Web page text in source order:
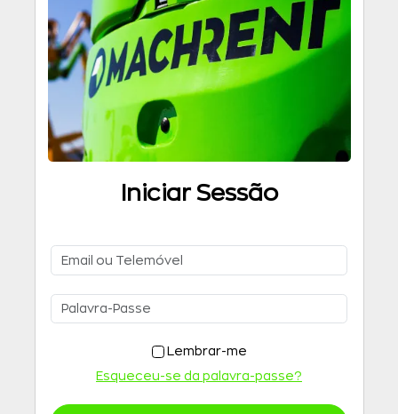
Iniciar Sessão
Lembrar-me
Esqueceu-se da palavra-passe?